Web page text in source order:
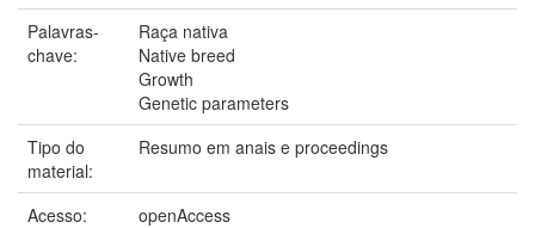
Palavras-
chave:
Raça nativa
Native breed
Growth
Genetic parameters
Tipo do
material:
Resumo em anais e proceedings
Acesso:
openAccess